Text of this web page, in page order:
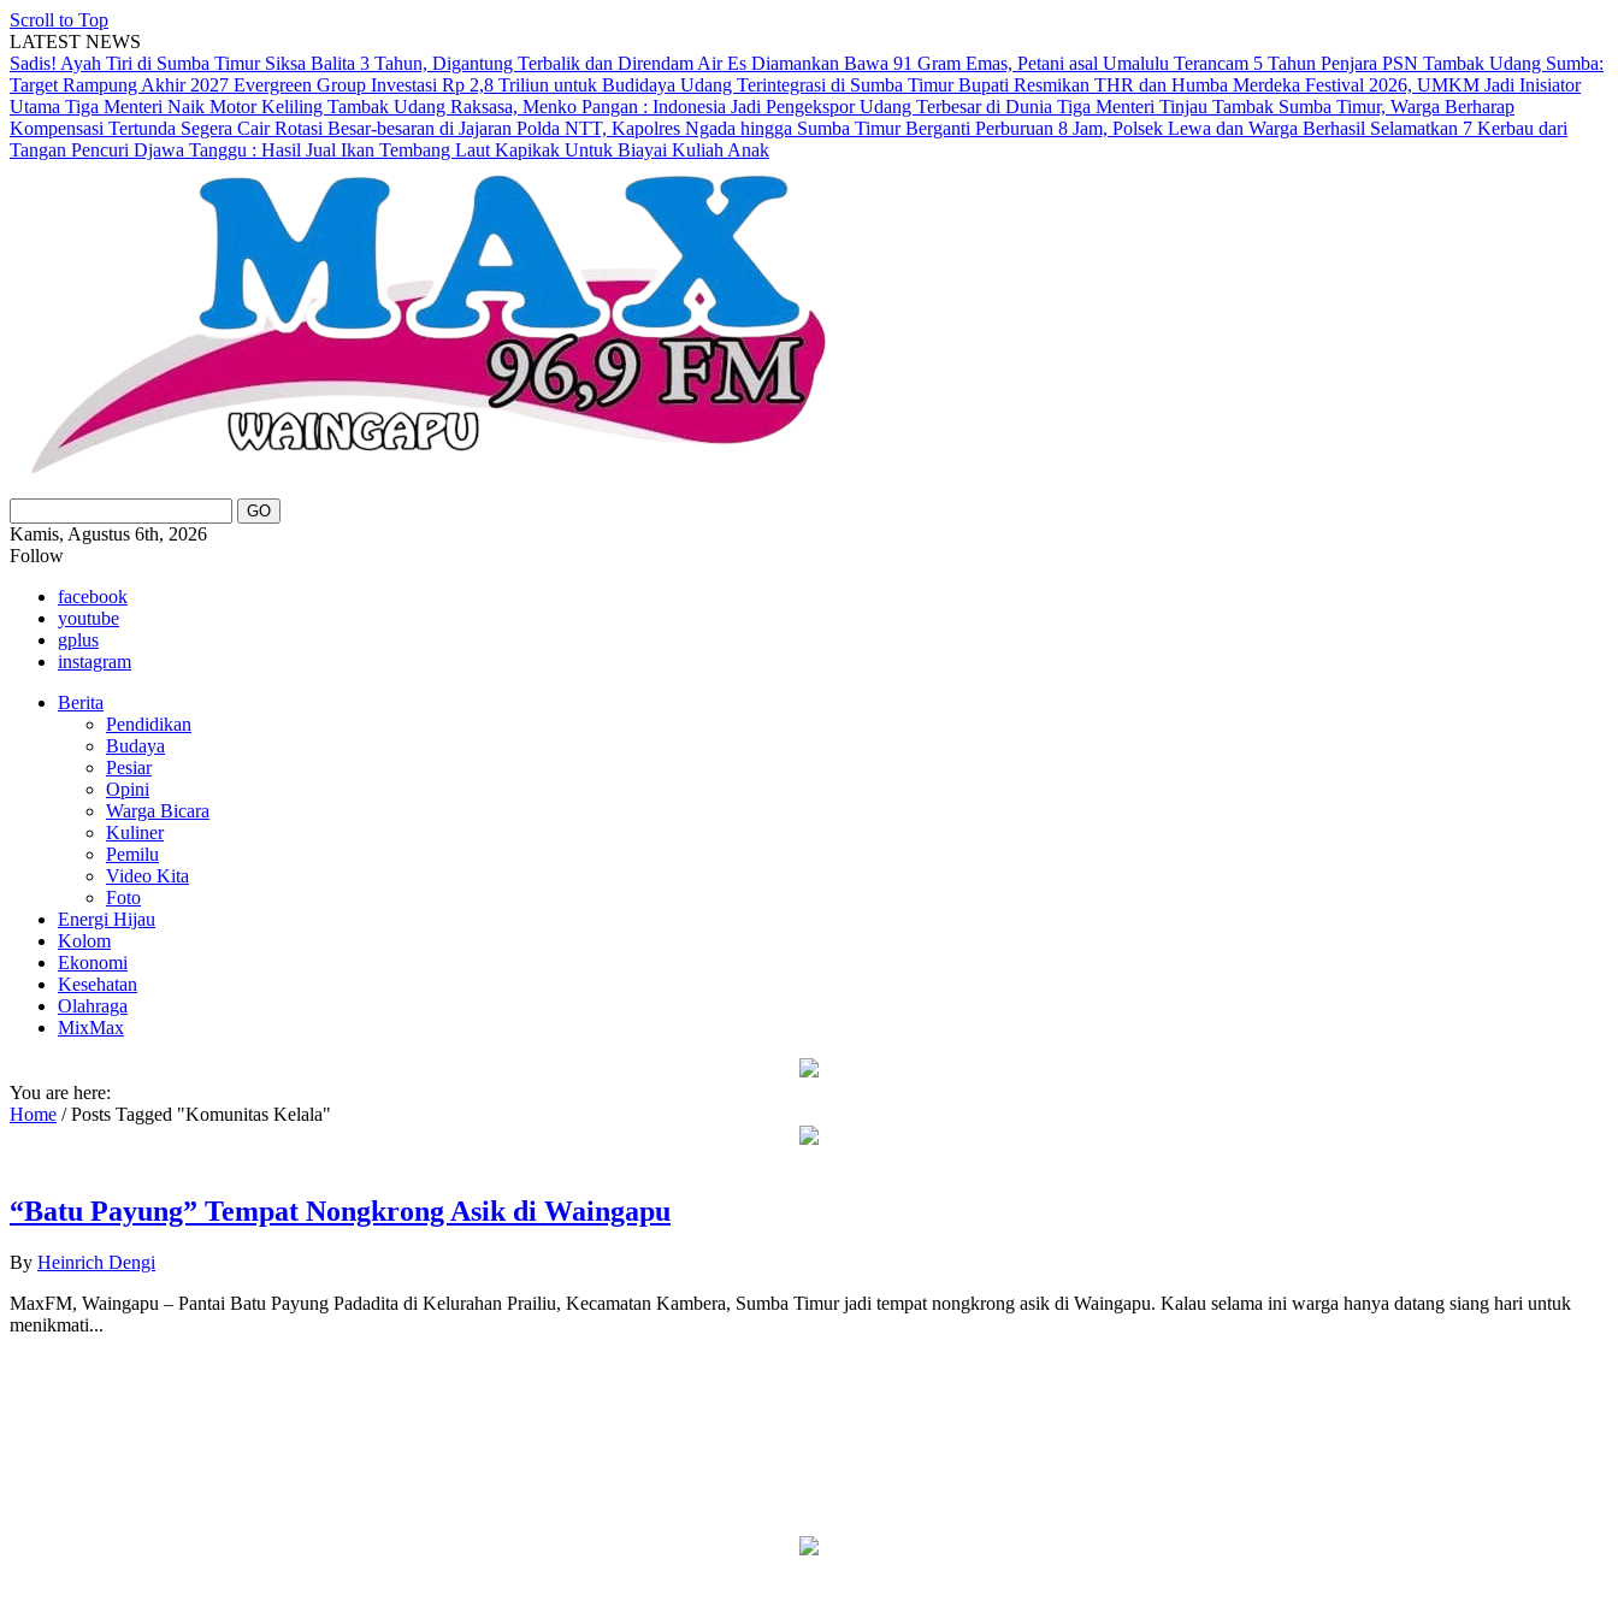
Scroll to Top
LATEST NEWS
Sadis! Ayah Tiri di Sumba Timur Siksa Balita 3 Tahun, Digantung Terbalik dan Direndam Air Es Diamankan Bawa 91 Gram Emas, Petani asal Umalulu Terancam 5 Tahun Penjara PSN Tambak Udang Sumba:
Target Rampung Akhir 2027 Evergreen Group Investasi Rp 2,8 Triliun untuk Budidaya Udang Terintegrasi di Sumba TimurBupati Resmikan THR dan Humba Merdeka Festival 2026, UMKM Jadi Inisiator
Utama Tiga Menteri Naik Motor Keliling Tambak Udang Raksasa, Menko Pangan : Indonesia Jadi Pengekspor Udang Terbesar di Dunia Tiga Menteri Tinjau Tambak Sumba Timur, Warga Berharap
Kompensasi Tertunda Segera CairRotasi Besar-besaran di Jajaran Polda NTT, Kapolres Ngada hingga Sumba Timur Berganti Perburuan 8 Jam, Polsek Lewa dan Warga Berhasil Selamatkan 7 Kerbau dari
Tangan Pencuri Djawa Tanggu : Hasil Jual Ikan Tembang Laut Kapikak Untuk Biayai Kuliah Anak
Kamis, Agustus 6th, 2026
Follow
facebook
youtube
gplus
instagram
Berita
Pendidikan
Budaya
Pesiar
Opini
Warga Bicara
Kuliner
Pemilu
Video Kita
Foto
Energi Hijau
Kolom
Ekonomi
Kesehatan
Olahraga
MixMax
You are here:
Home /Posts Tagged "Komunitas Kelala"
“Batu Payung” Tempat Nongkrong Asik di Waingapu
By Heinrich Dengi
MaxFM, Waingapu – Pantai Batu Payung Padadita di Kelurahan Prailiu, Kecamatan Kambera, Sumba Timur jadi tempat nongkrong asik di Waingapu. Kalau selama ini warga hanya datang siang hari untuk
menikmati...